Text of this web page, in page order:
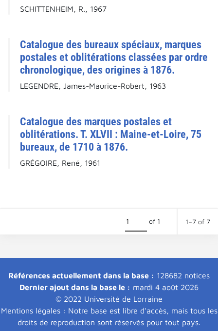
SCHITTENHEIM, R., 1967
Catalogue des bureaux spéciaux, marques
postales et oblitérations classées par ordre
chronologique, des origines à 1876.
LEGENDRE, James-Maurice-Robert, 1963
Catalogue des marques postales et
oblitérations. T. XLVII : Maine-et-Loire, 75
bureaux, de 1710 à 1876.
GRÉGOIRE, René, 1961
of 1 1–7 of 7
Références actuellement dans la base : 128682 notices
Dernier ajout dans la base le : mardi 4 août 2026
© 2022 Université de Lorraine
Mentions légales : Notre base est libre d'accès, mais tous les
droits de reproduction sont réservés pour tout pays.